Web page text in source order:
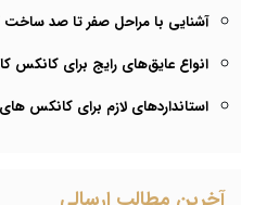
آشنایی با مراحل صفر تا صد
انواع عایق‌های رایج برای کانکس
استانداردهای لازم برای کانکس